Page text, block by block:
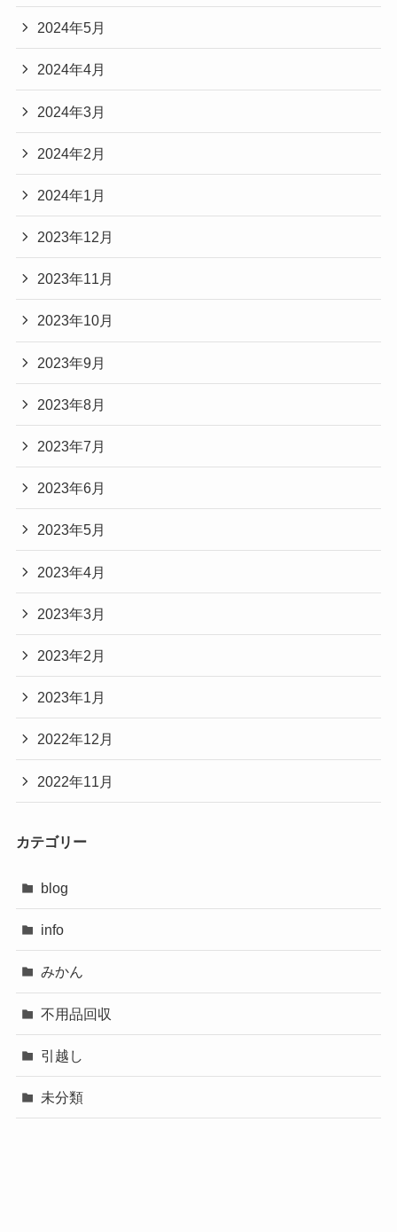
2024年5月
2024年4月
2024年3月
2024年2月
2024年1月
2023年12月
2023年11月
2023年10月
2023年9月
2023年8月
2023年7月
2023年6月
2023年5月
2023年4月
2023年3月
2023年2月
2023年1月
2022年12月
2022年11月
カテゴリー
blog
info
みかん
不用品回収
引越し
未分類